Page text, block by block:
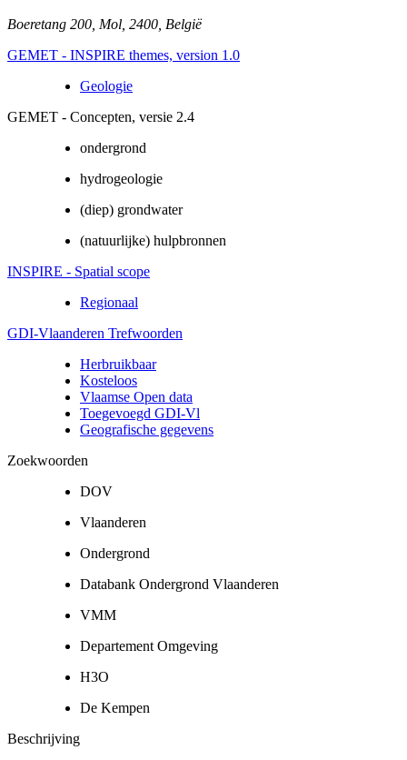
Boeretang 200 Mol 2400 België
GEMET - INSPIRE themes, version 1.0
Geologie
GEMET - Concepten, versie 2.4
ondergrond
hydrogeologie
(diep) grondwater
(natuurlijke) hulpbronnen
INSPIRE - Spatial scope
Regionaal
GDI-Vlaanderen Trefwoorden
Herbruikbaar
Kosteloos
Vlaamse Open data
Toegevoegd GDI-Vl
Geografische gegevens
Zoekwoorden
DOV
Vlaanderen
Ondergrond
Databank Ondergrond Vlaanderen
VMM
Departement Omgeving
H3O
De Kempen
Beschrijving